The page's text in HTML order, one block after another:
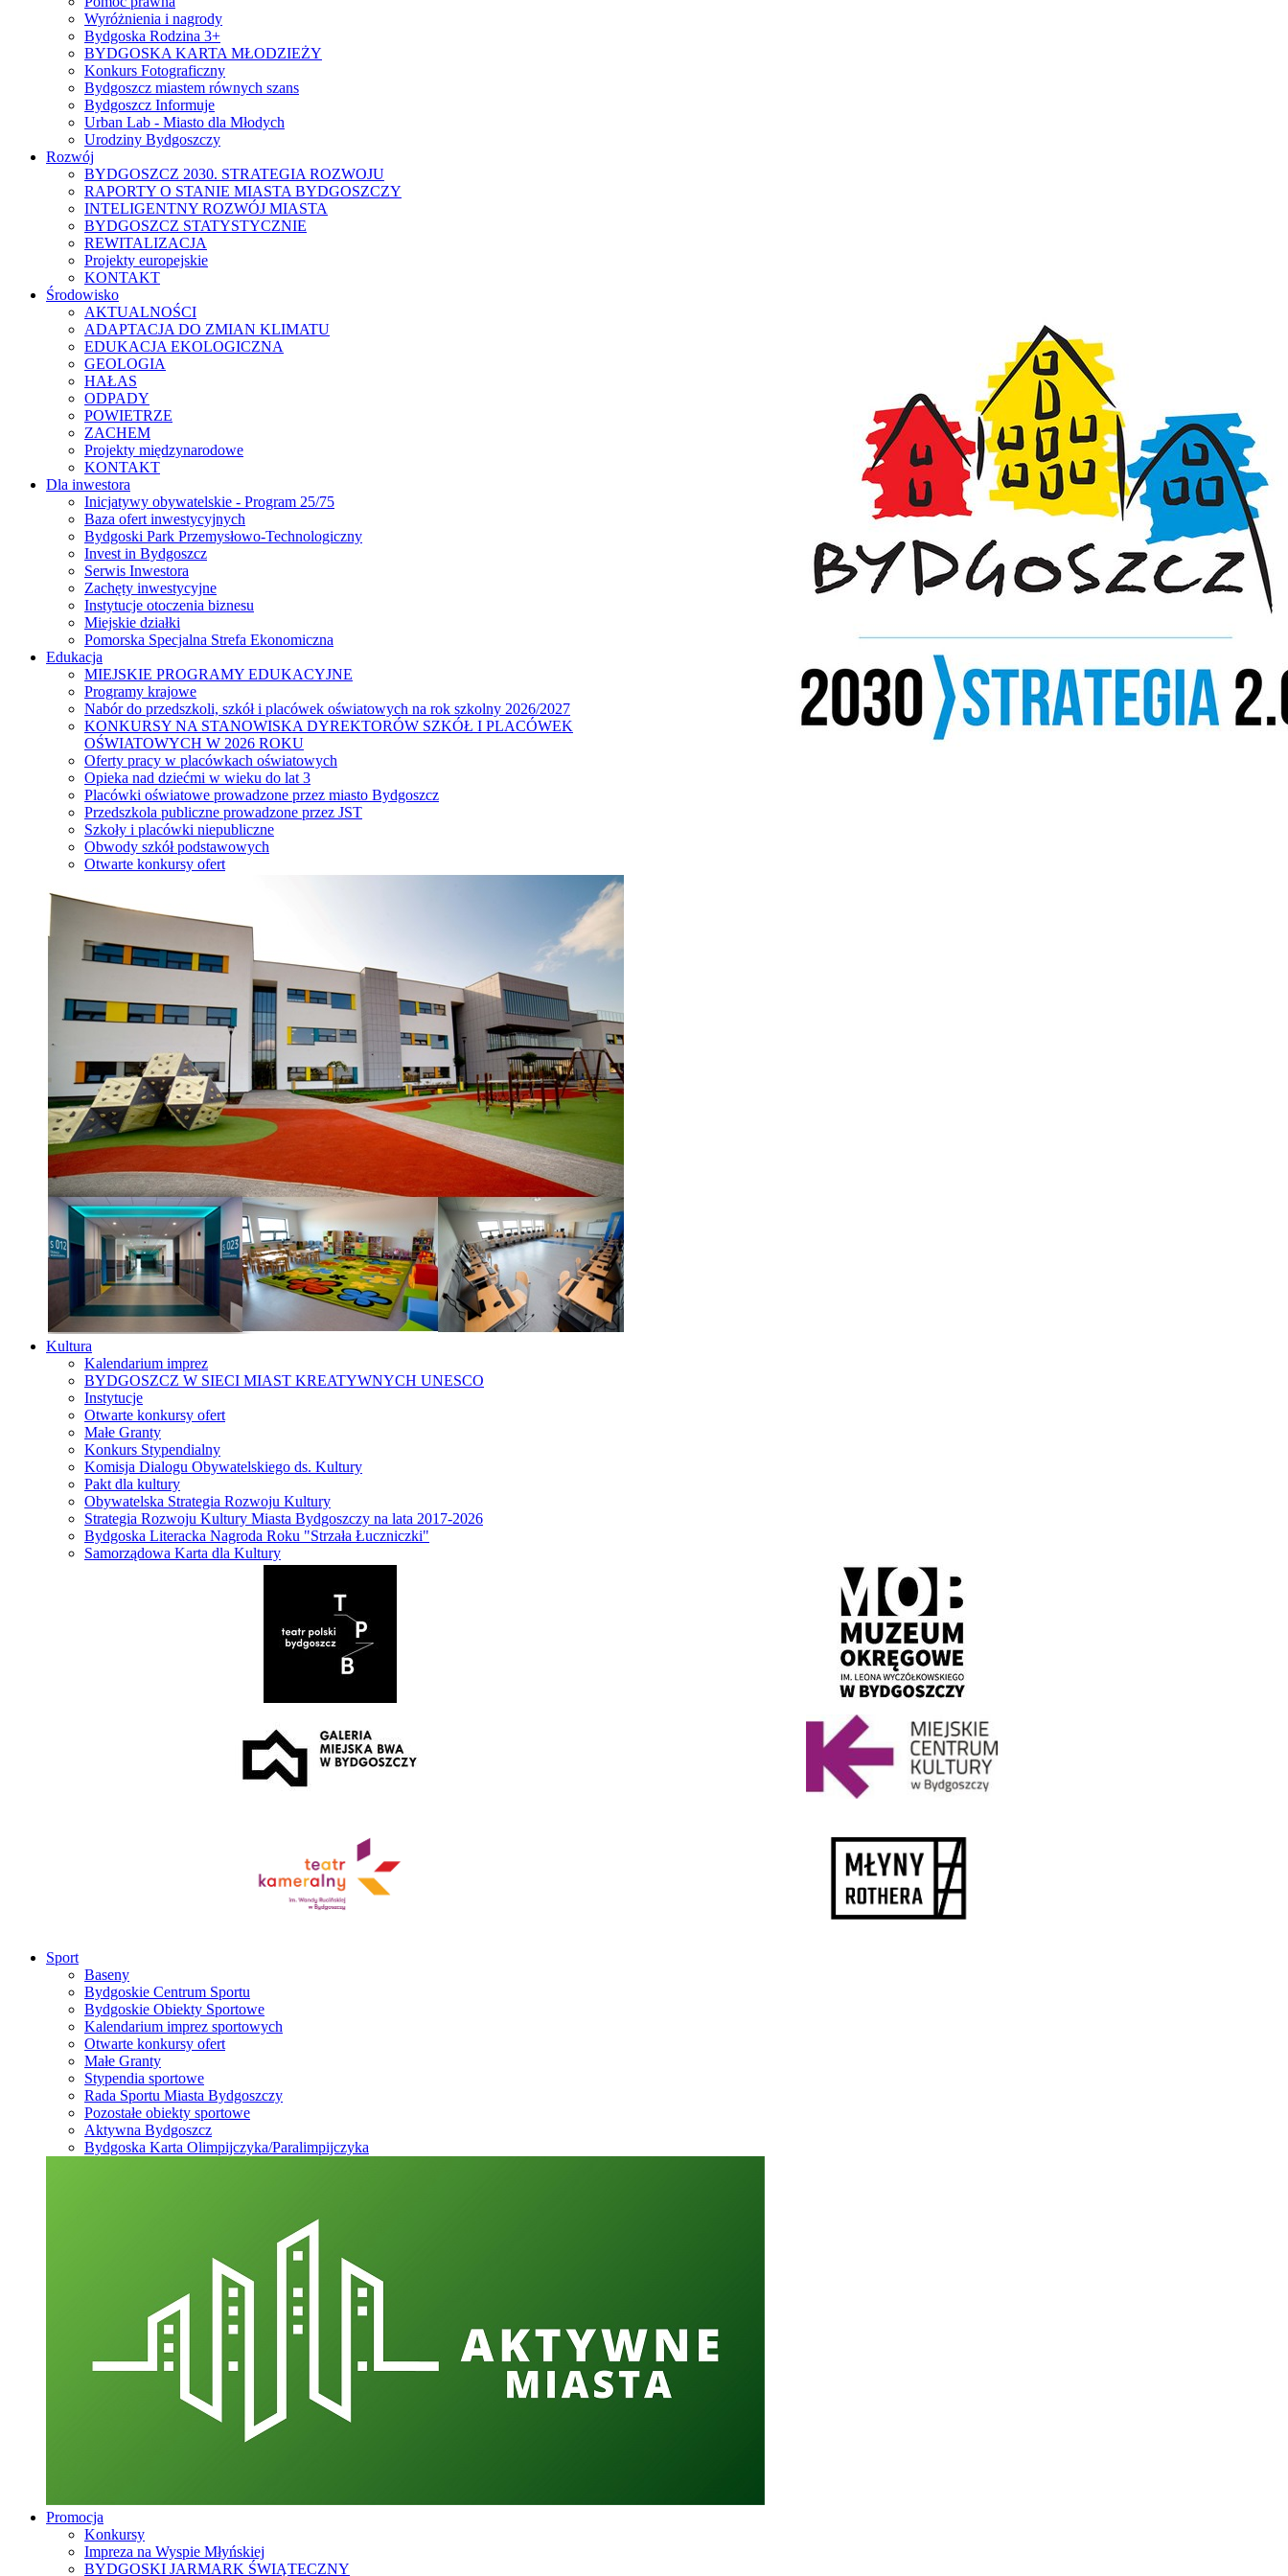
Wyróżnienia i nagrody
Bydgoska Rodzina 3+
BYDGOSKA KARTA MŁODZIEŻY
Konkurs Fotograficzny
Bydgoszcz miastem równych szans
Bydgoszcz Informuje
Urban Lab - Miasto dla Młodych
Urodziny Bydgoszczy
Rozwój
BYDGOSZCZ 2030. STRATEGIA ROZWOJU
RAPORTY O STANIE MIASTA BYDGOSZCZY
INTELIGENTNY ROZWÓJ MIASTA
BYDGOSZCZ STATYSTYCZNIE
REWITALIZACJA
Projekty europejskie
KONTAKT
Środowisko
AKTUALNOŚCI
ADAPTACJA DO ZMIAN KLIMATU
EDUKACJA EKOLOGICZNA
GEOLOGIA
HAŁAS
ODPADY
POWIETRZE
ZACHEM
Projekty międzynarodowe
KONTAKT
Dla inwestora
Inicjatywy obywatelskie - Program 25/75
Baza ofert inwestycyjnych
Bydgoski Park Przemysłowo-Technologiczny
Invest in Bydgoszcz
Serwis Inwestora
Zachęty inwestycyjne
Instytucje otoczenia biznesu
Miejskie działki
Pomorska Specjalna Strefa Ekonomiczna
Edukacja
MIEJSKIE PROGRAMY EDUKACYJNE
Programy krajowe
Nabór do przedszkoli, szkół i placówek oświatowych na rok szkolny 2026/2027
KONKURSY NA STANOWISKA DYREKTORÓW SZKÓŁ I PLACÓWEK
OŚWIATOWYCH W 2026 ROKU
Oferty pracy w placówkach oświatowych
Opieka nad dziećmi w wieku do lat 3
Placówki oświatowe prowadzone przez miasto Bydgoszcz
Przedszkola publiczne prowadzone przez JST
Szkoły i placówki niepubliczne
Obwody szkół podstawowych
Otwarte konkursy ofert
Kultura
Kalendarium imprez
BYDGOSZCZ W SIECI MIAST KREATYWNYCH UNESCO
Instytucje
Otwarte konkursy ofert
Małe Granty
Konkurs Stypendialny
Komisja Dialogu Obywatelskiego ds. Kultury
Pakt dla kultury
Obywatelska Strategia Rozwoju Kultury
Strategia Rozwoju Kultury Miasta Bydgoszczy na lata 2017-2026
Bydgoska Literacka Nagroda Roku "Strzała Łuczniczki"
Samorządowa Karta dla Kultury
Sport
Baseny
Bydgoskie Centrum Sportu
Bydgoskie Obiekty Sportowe
Kalendarium imprez sportowych
Otwarte konkursy ofert
Małe Granty
Stypendia sportowe
Rada Sportu Miasta Bydgoszczy
Pozostałe obiekty sportowe
Aktywna Bydgoszcz
Bydgoska Karta Olimpijczyka/Paralimpijczyka
Promocja
Konkursy
Impreza na Wyspie Młyńskiej
BYDGOSKI JARMARK ŚWIĄTECZNY